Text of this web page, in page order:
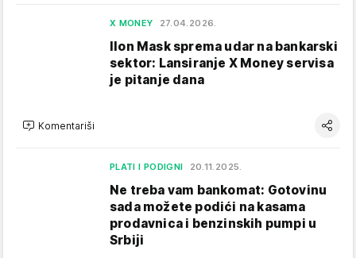
X MONEY 27.04.2026.
Ilon Mask sprema udar na bankarski
sektor: Lansiranje X Money servisa
je pitanje dana
Komentariši
PLATI I PODIGNI 20.11.2025.
Ne treba vam bankomat: Gotovinu
sada možete podići na kasama
prodavnica i benzinskih pumpi u
Srbiji